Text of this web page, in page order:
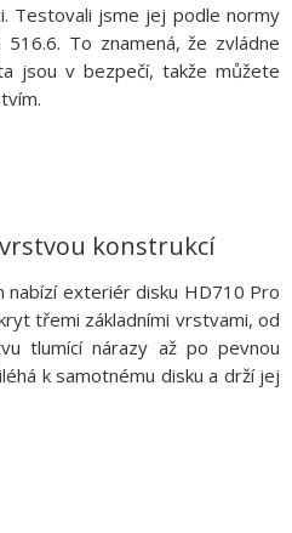
Testovali jsme jej podle normy
516.6. To znamená, že zvládne
jsou v bezpečí, takže můžete
konstrukcí
nabízí exteriér disku HD710 Pro
třemi základními vrstvami, od
tlumící nárazy až po pevnou
k samotnému disku a drží jej